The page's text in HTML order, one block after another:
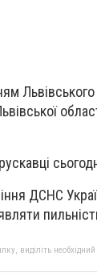
Львівського
ДСНС
виділіть